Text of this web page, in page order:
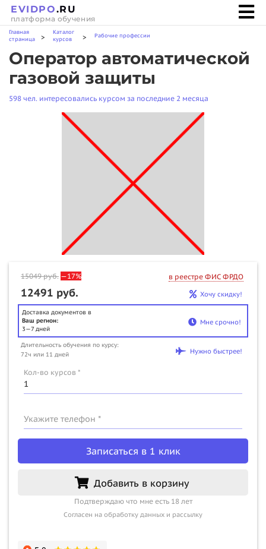
EVIDPO.RU
платформа обучения
Главная
страница
>
Каталог
курсов
> Рабочие профессии
Оператор автоматической
газовой защиты
598 чел. интересовались курсом за последние 2 месяца
15049руб. —17% в реестре ФИС ФРДО
12491 руб. Хочу скидку!
Доставка документов в
Ваш регион:
3—7 дней
Мне срочно!
Длительность обучения по курсу:
72ч или 11 дней
Нужно быстрее!
Кол-во курсов *
Укажите телефон *
Записаться в 1 клик
Добавить в корзину
Подтверждаю что мне есть 18 лет
Согласен на обработку данных и рассылку